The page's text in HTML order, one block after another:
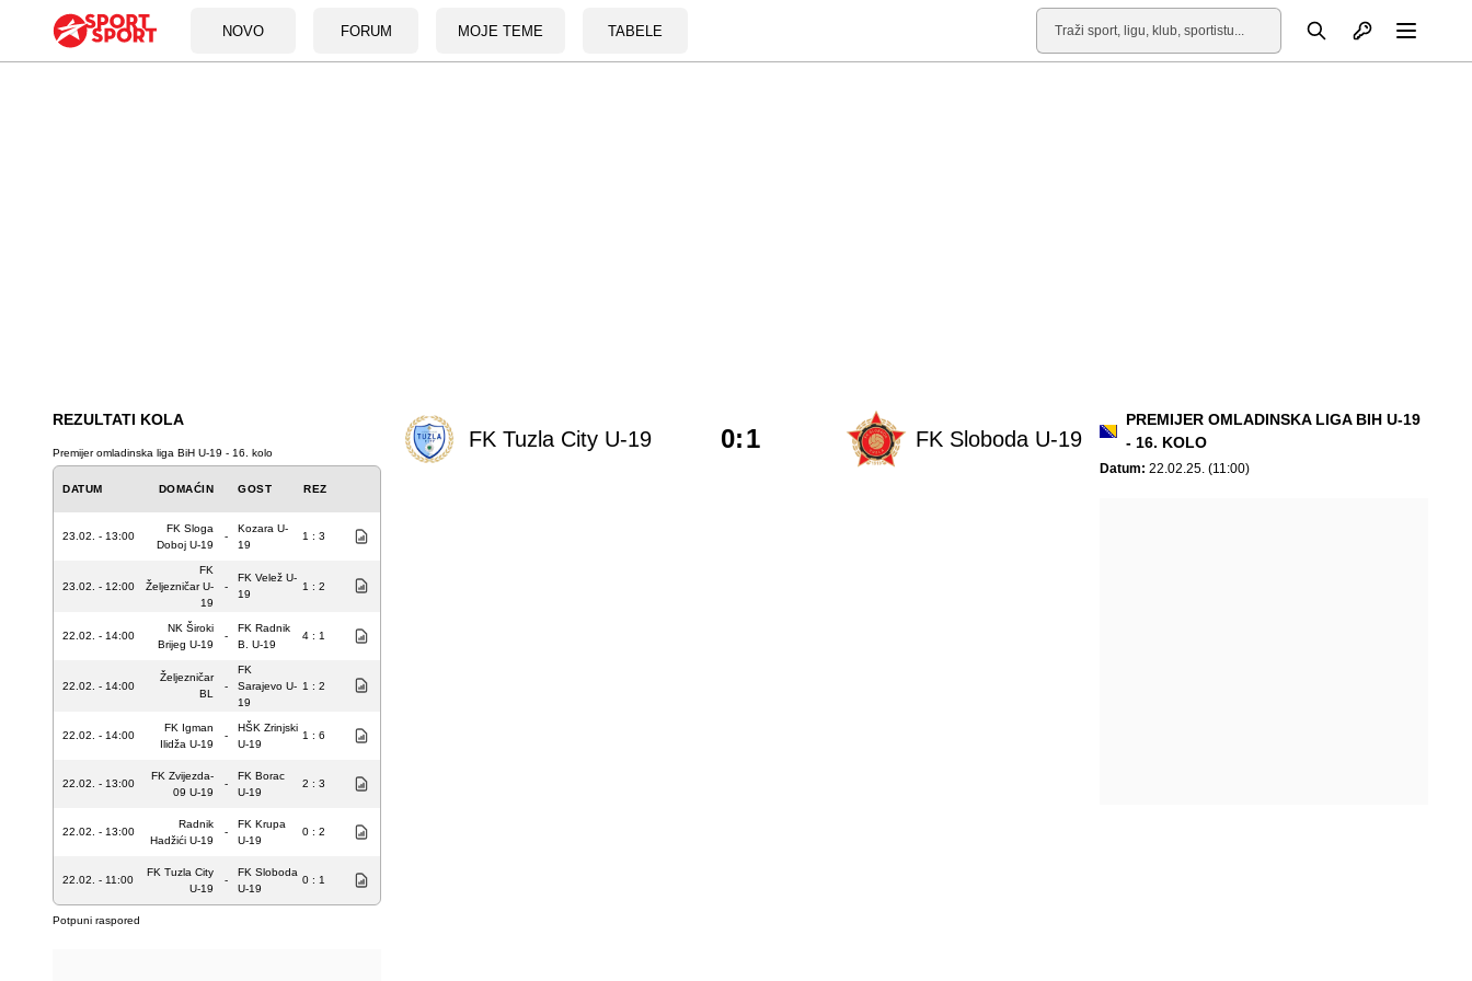
NOVO FORUM MOJE TEME TABELE
Pretraga Otvori profil
REZULTATI KOLA
Premijer omladinska liga BiH U-19 - 16. kolo
DATUM DOMAĆIN GOST REZ
23.02. - 13:00
FK Sloga
Doboj U-19
-
Kozara U-
19
1 : 3
23.02. - 12:00
FK
Željezničar U-
19
-
FK Velež U-
19
1 : 2
22.02. - 14:00
NK Široki
Brijeg U-19
-
FK Radnik
B. U-19
4 : 1
22.02. - 14:00
Željezničar
BL
-
FK
Sarajevo U-
19
1 : 2
22.02. - 14:00
FK Igman
Ilidža U-19
-
HŠK Zrinjski
U-19
1 : 6
22.02. - 13:00
FK Zvijezda-
09 U-19
-
FK Borac
U-19
2 : 3
22.02. - 13:00
Radnik
Hadžići U-19
-
FK Krupa
U-19
0 : 2
22.02. - 11:00
FK Tuzla City
U-19
-
FK Sloboda
U-19
0 : 1
Potpuni raspored
FK Tuzla City U-19 FK Sloboda U-19
0:1
PREMIJER OMLADINSKA LIGA BIH U-19
- 16. KOLO
Datum: 22.02.25. (11:00)